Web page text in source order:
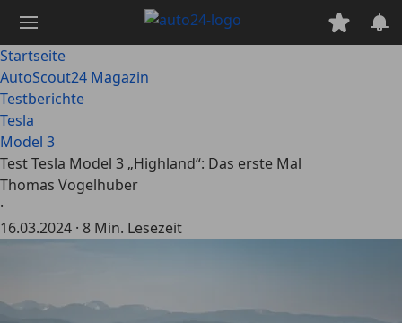
Hauptinhalt
springen
Startseite
AutoScout24 Magazin
Testberichte
Tesla
Model 3
Test Tesla Model 3 „Highland“: Das erste Mal
Thomas Vogelhuber
·
16.03.2024 · 8 Min. Lesezeit